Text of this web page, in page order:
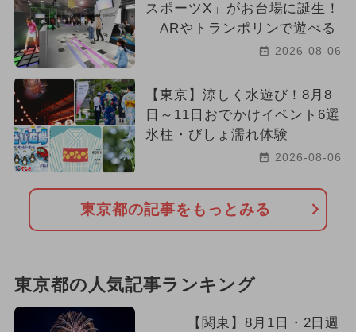
スポーツX」がお台場に誕生！
ARやトランポリンで遊べる
2026-08-06
【東京】涼しく水遊び！8月8
日～11日おでかけイベント6選
氷柱・びしょ濡れ体験
2026-08-06
東京都の記事をもっとみる
東京都の人気記事ランキング
【関東】8月1日・2日週